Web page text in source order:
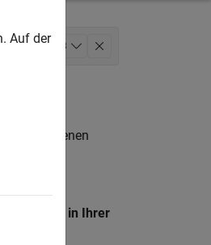
3
keine offenen
in Ihrer
Auf der